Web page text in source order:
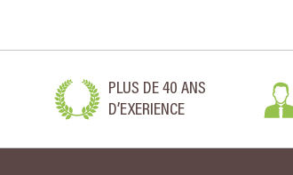
PLUS DE 40 ANS
D’EXERIENCE